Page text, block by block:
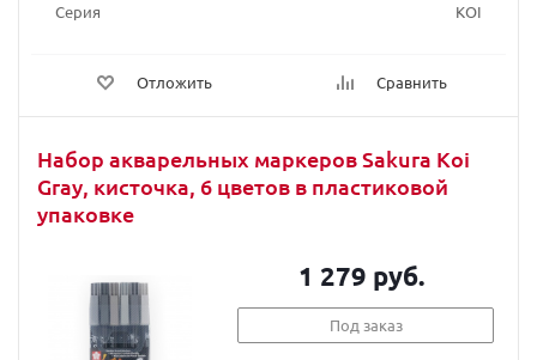
Серия
KOI
Отложить Сравнить
Набор акварельных маркеров Sakura Koi
Gray, кисточка, 6 цветов в пластиковой
упаковке
1 279 руб.
Под заказ